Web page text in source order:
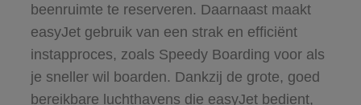
beenruimte te reserveren. Daarnaast maakt
easyJet gebruik van een strak en efficiënt
instapproces, zoals Speedy Boarding voor als
je sneller wil boarden. Dankzij de grote, goed
bereikbare luchthavens die easyJet bedient,